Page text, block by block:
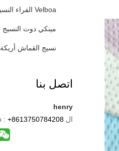
Velboa الفراء النسيج
مينكي دوت النسيج
نسيج القماش أريكة
اتصل بنا
henry
ال WhatsApp : +8613750784208